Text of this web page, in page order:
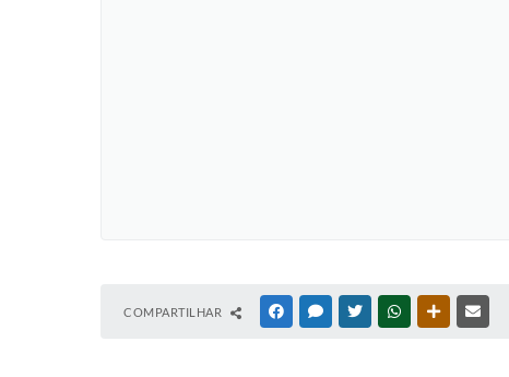
COMPARTILHAR FACEBOOKMESSENGER
TWITTERWHATSAPPOUTRAS